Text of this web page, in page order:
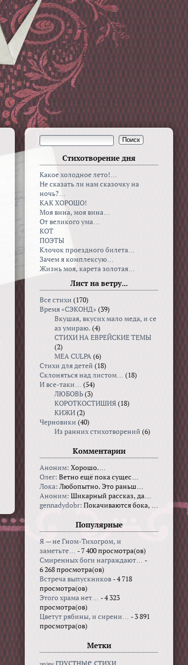
Стихотворение дня
Какое холодное лето!…
Не сказать ли нам сказочку на
ночь?…
КАК ХОРОШО!
Моя вина, моя вина…
От великого ума…
КОТ
ПОЭТЫ
Клочок проездного билета…
Зачем я комплексую…
Жизнь моя, карета золотая…
Лист на ветру...
Все стихи (170)
Время «СЭКОНД» (39)
Вкушая, вкуcих мало меда, и се
аз умираю. (4)
СТИХИ НА ЕВРЕЙСКИЕ ТЕМЫ
(2)
MEA CULPA(6)
Стихи для детей (18)
Склоняться над листом… (18)
И все-таки… (54)
ЛЮБОВЬ(3)
КОРОТКОСТИШИЯ(18)
КИЖИ(2)
Черновики (40)
Из ранних стихотворений (6)
Комментарии
Аноним: Хорошо.…
Олег: Ветно ещё пока сущес…
Лока: Любопытно. Это раньш…
Аноним: Шикарный рассказ, да…
gennadydobr: Покачиваются бока, …
Популярные
Я — не Гном-Тихогром, и
заметьте… - 7 400 просмотра(ов)
Смиренных боги награждают… -
6 268 просмотра(ов)
Встреча выпускников - 4 718
просмотра(ов)
Этого храма нет… - 4 323
просмотра(ов)
Цветут рябины, и сирени… - 3 891
просмотра(ов)
Метки
грустные стихи